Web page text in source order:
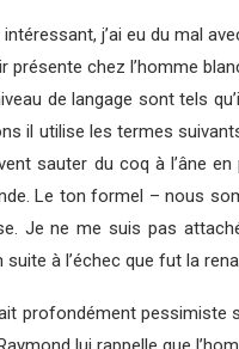
j’ai eu du mal
présente chez l’homme
de langage sont tels
il utilise les termes
sauter du coq à l’âne
Le ton formel – nous
Je ne me suis pas
suite à l’échec que fut la
profondément pessimiste